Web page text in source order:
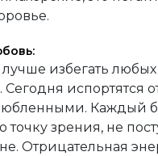
избегать любых
испортятся
Каждый
точку зрения, не
Отрицательная